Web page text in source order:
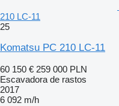
210 LC-11
25
Komatsu PC 210 LC-11
60 150 € 259 000 PLN
Escavadora de rastos
2017
6 092 m/h